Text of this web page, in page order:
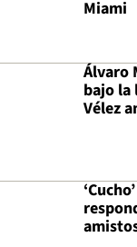
Miami
Álvaro
bajo la
Vélez